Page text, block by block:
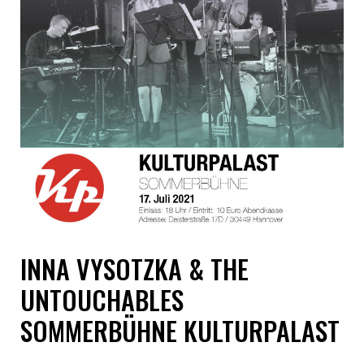
INNA VYSOTZKA & THE
UNTOUCHABLES
SOMMERBÜHNE KULTURPALAST